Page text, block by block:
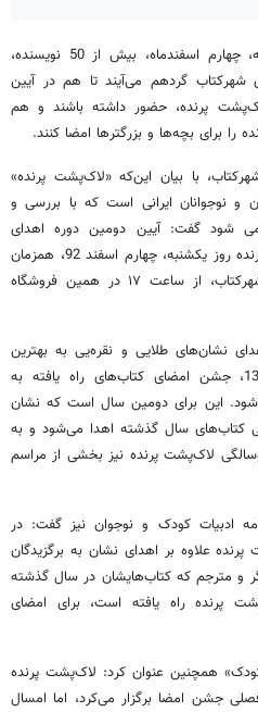
به گزارش خبرگزاری مهر، روز یکشنبه، چهارم اسفندماه، بیش از 50 نویسنده،
شهرکتاب گردهم می‌آیند تا هم در آیین
پرنده، حضور داشته باشند و هم
برای بچه‌ها و بزرگتر‌ها امضا کنند.
با بیان این‌که «لاک‌پشت پرنده»
و نوجوانان ایرانی است که با بررسی و
شود گفت: آیین دومین دوره اهدای
نشان‌های طلایی و نقره‌یی لاک‌پشت پرنده روز یکشنبه، چهارم اسفند 92، همزمان
با سالگرد تأسیس فروشگاه مرکزی شهرکتاب، از ساعت ۱۷ در همین فروشگاه
نشان‌های طلایی و نقره‌یی به بهترین
کتاب‌های کودک و نوجوان سال 1391، جشن امضای کتاب‌های راه یافته به
این برای دومین سال است که نشان
کتاب‌های سال گذشته اهدا می‌شود و به
لاک‌پشت پرنده نیز بخشی از مراسم
ادبیات کودک و نوجوان نیز گفت: در
علاوه بر اهدای نشان به برگزیدگان
تصویرگر و مترجم که کتاب‌هایشان در سال گذشته
پرنده راه یافته است، برای امضای
همچنین عنوان کرد: لاک‌پشت پرنده
جشن امضا برگزار می‌کرد، اما امسال